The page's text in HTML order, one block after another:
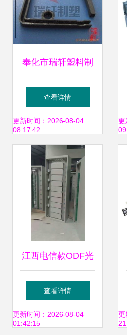
奉化市瑞轩塑料制
品厂 专业配线架产
品列表及介绍
查看详情
更新时间：2026-08-04
08:17:42
更
江西电信款ODF光
纤配线架 高效网络
配线的关键设备
查看详情
更新时间：2026-08-04
01:42:15
更